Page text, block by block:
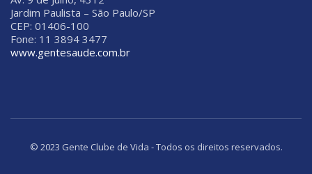
Jardim Paulista – São Paulo/SP
CEP: 01406-100
Fone: 11 3894 3477
www.gentesaude.com.br
© 2023 Gente Clube de Vida - Todos os direitos reservados.